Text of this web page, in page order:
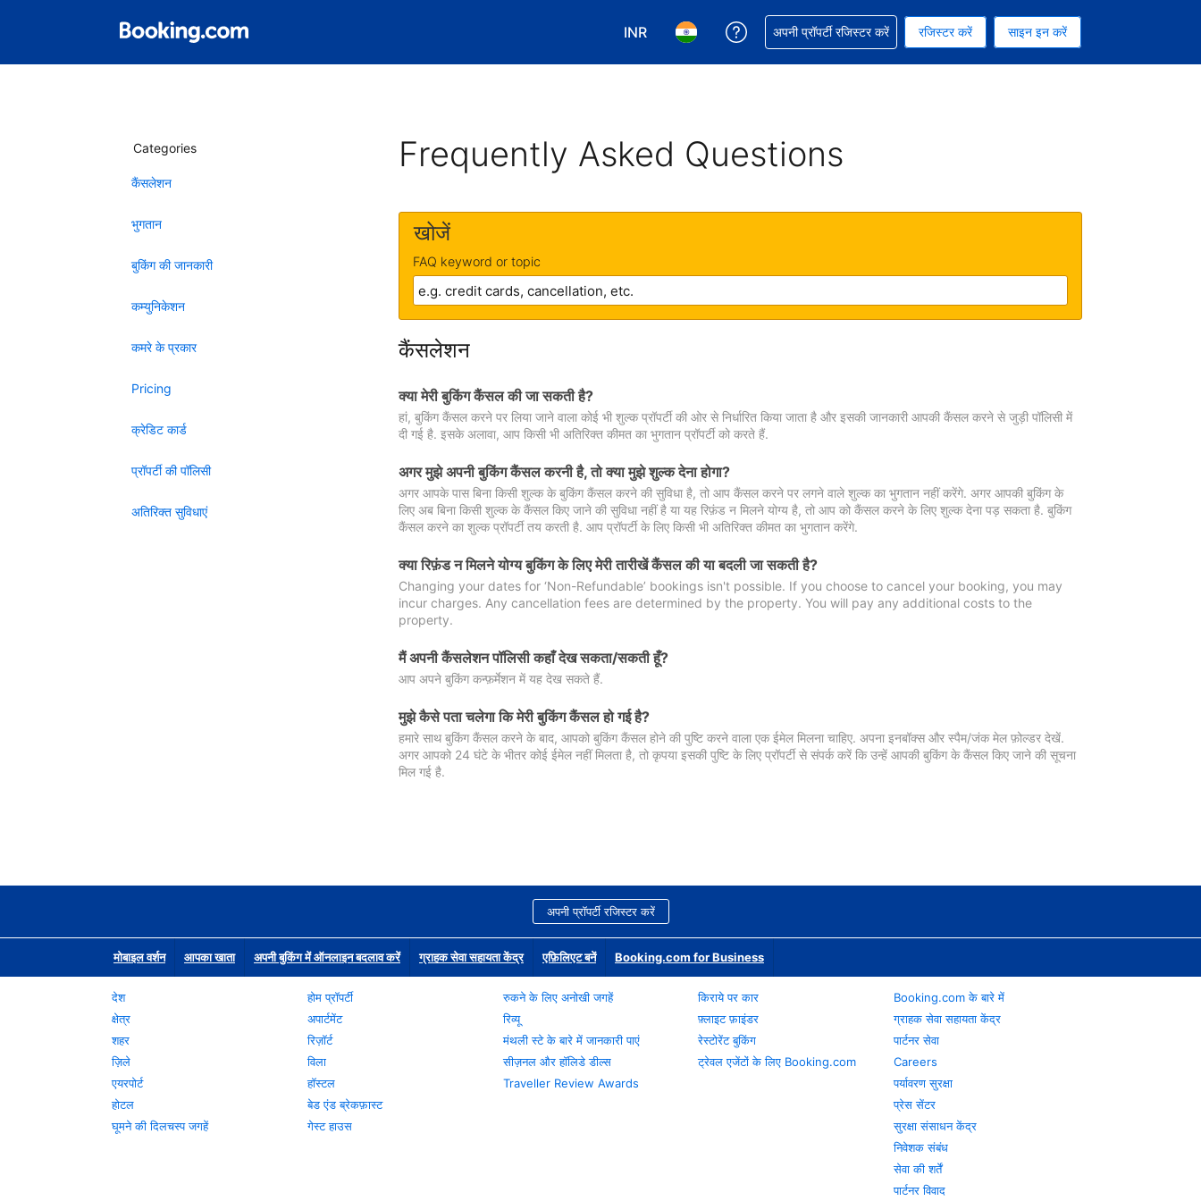
INR
अपनी करेंसी चुनें. आपने अभी INR करेंसी को चुना हुआ है
अपनी भाषा चुनें. आपने अभी हिन्दी भाषा को चुना हुआ है
अपनी बुकिंग में सहायता पाएं
अपनी प्रॉपर्टी रजिस्टर करें रजिस्टर करें साइन इन करें
Categories
कैंसलेशन
भुगतान
बुकिंग की जानकारी
कम्युनिकेशन
कमरे के प्रकार
Pricing
क्रेडिट कार्ड
प्रॉपर्टी की पॉलिसी
अतिरिक्त सुविधाएं
Frequently Asked Questions
खोजें
FAQ keyword or topic
कैंसलेशन
क्या मेरी बुकिंग कैंसल की जा सकती है?
हां, बुकिंग कैंसल करने पर लिया जाने वाला कोई भी शुल्क प्रॉपर्टी की ओर से निर्धारित किया जाता है और इसकी जानकारी आपकी कैंसल करने से जुड़ी पॉलिसी में
दी गई है. इसके अलावा, आप किसी भी अतिरिक्त कीमत का भुगतान प्रॉपर्टी को करते हैं.
अगर मुझे अपनी बुकिंग कैंसल करनी है, तो क्या मुझे शुल्क देना होगा?
अगर आपके पास बिना किसी शुल्क के बुकिंग कैंसल करने की सुविधा है, तो आप कैंसल करने पर लगने वाले शुल्क का भुगतान नहीं करेंगे. अगर आपकी बुकिंग के
लिए अब बिना किसी शुल्क के कैंसल किए जाने की सुविधा नहीं है या यह रिफ़ंड न मिलने योग्य है, तो आप को कैंसल करने के लिए शुल्क देना पड़ सकता है. बुकिंग
कैंसल करने का शुल्क प्रॉपर्टी तय करती है. आप प्रॉपर्टी के लिए किसी भी अतिरिक्त कीमत का भुगतान करेंगे.
क्या रिफ़ंड न मिलने योग्य बुकिंग के लिए मेरी तारीखें कैंसल की या बदली जा सकती है?
Changing your dates for ‘Non-Refundable’ bookings isn't possible. If you choose to cancel your booking, you may
incur charges. Any cancellation fees are determined by the property. You will pay any additional costs to the
property.
मैं अपनी कैंसलेशन पॉलिसी कहाँ देख सकता/सकती हूँ?
आप अपने बुकिंग कन्फ़र्मेशन में यह देख सकते हैं.
मुझे कैसे पता चलेगा कि मेरी बुकिंग कैंसल हो गई है?
हमारे साथ बुकिंग कैंसल करने के बाद, आपको बुकिंग कैंसल होने की पुष्टि करने वाला एक ईमेल मिलना चाहिए. अपना इनबॉक्स और स्पैम/जंक मेल फ़ोल्डर देखें.
अगर आपको 24 घंटे के भीतर कोई ईमेल नहीं मिलता है, तो कृपया इसकी पुष्टि के लिए प्रॉपर्टी से संपर्क करें कि उन्हें आपकी बुकिंग के कैंसल किए जाने की सूचना
मिल गई है.
अपनी प्रॉपर्टी रजिस्टर करें
मोबाइल वर्शन आपका खाता अपनी बुकिंग में ऑनलाइन बदलाव करें ग्राहक सेवा सहायता केंद्र एफ़िलिएट बनें Booking.com for Business
देश
क्षेत्र
शहर
ज़िले
एयरपोर्ट
होटल
घूमने की दिलचस्प जगहें
होम प्रॉपर्टी
अपार्टमेंट
रिज़ॉर्ट
विला
हॉस्टल
बेड एंड ब्रेकफ़ास्ट
गेस्ट हाउस
रुकने के लिए अनोखी जगहें
रिव्यू
मंथली स्टे के बारे में जानकारी पाएं
सीज़नल और हॉलिडे डील्स
Traveller Review Awards
किराये पर कार
फ़्लाइट फ़ाइंडर
रेस्टोरेंट बुकिंग
ट्रेवल एजेंटों के लिए Booking.com
Booking.com के बारे में
ग्राहक सेवा सहायता केंद्र
पार्टनर सेवा
Careers
पर्यावरण सुरक्षा
प्रेस सेंटर
सुरक्षा संसाधन केंद्र
निवेशक संबंध
सेवा की शर्तें
पार्टनर विवाद